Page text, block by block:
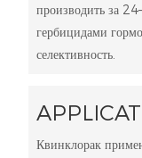
производить за
гербицидами
селективность.
Квинклорак